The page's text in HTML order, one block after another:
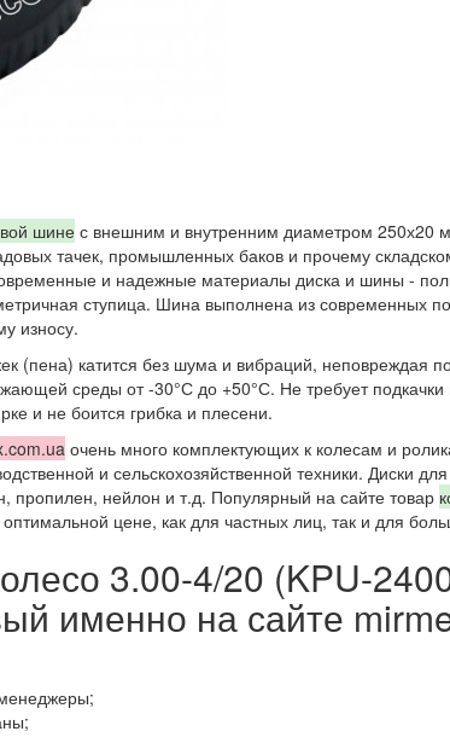
шине с внешним и внутренним диаметром 250х20
тачек, промышленных баков и прочему
и надежные материалы диска и шины -
ступица. Шина выполнена из современных
износу.
(пена) катится без шума и вибраций,
среды от -30°С до +50°С. Не требует
и не боится грибка и плесени.
очень много комплектующих к колесам и
и сельскохозяйственной техники. Диски
пропилен, нейлон и т.д. Популярный на сайте товар
цене, как для частных лиц, так и для
3.00-4/20 (KPU-
именно на сайте